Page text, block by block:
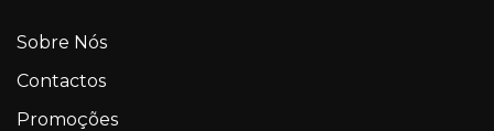
Sobre Nós
Contactos
Promoções